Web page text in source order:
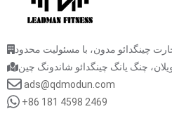
چینگدائو مدون، با مسئولیت محدود
ads@qdmodun.com
+86 181 4598 2469